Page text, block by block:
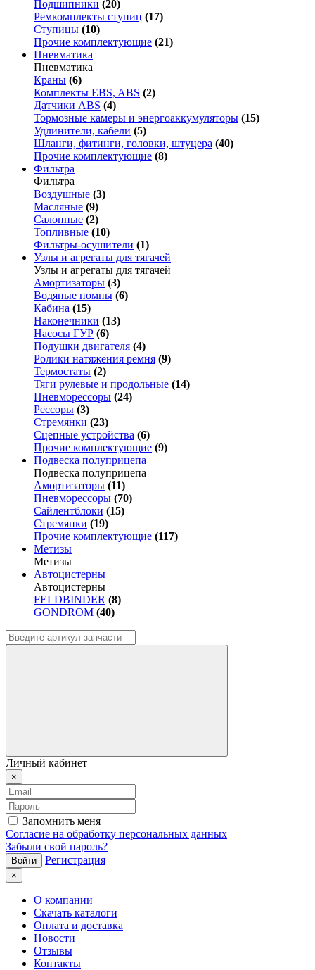
Подшипники (20)
Ремкомплекты ступиц (17)
Ступицы (10)
Прочие комплектующие (21)
Пневматика
Пневматика
Краны (6)
Комплекты EBS, ABS (2)
Датчики ABS (4)
Тормозные камеры и энергоаккумуляторы (15)
Удлинители, кабели (5)
Шланги, фитинги, головки, штуцера (40)
Прочие комплектующие (8)
Фильтра
Фильтра
Воздушные (3)
Масляные (9)
Салонные (2)
Топливные (10)
Фильтры-осушители (1)
Узлы и агрегаты для тягачей
Узлы и агрегаты для тягачей
Амортизаторы (3)
Водяные помпы (6)
Кабина (15)
Наконечники (13)
Насосы ГУР (6)
Подушки двигателя (4)
Ролики натяжения ремня (9)
Термостаты (2)
Тяги рулевые и продольные (14)
Пневморессоры (24)
Рессоры (3)
Стремянки (23)
Сцепные устройства (6)
Прочие комплектующие (9)
Подвеска полуприцепа
Подвеска полуприцепа
Амортизаторы (11)
Пневморессоры (70)
Сайлентблоки (15)
Стремянки (19)
Прочие комплектующие (117)
Метизы
Метизы
Автоцистерны
Автоцистерны
FELDBINDER (8)
GONDROM (40)
Личный кабинет
×
Запомнить меня
Согласие на обработку персональных данных
Забыли свой пароль?
Регистрация
×
О компании
Скачать каталоги
Оплата и доставка
Новости
Отзывы
Контакты